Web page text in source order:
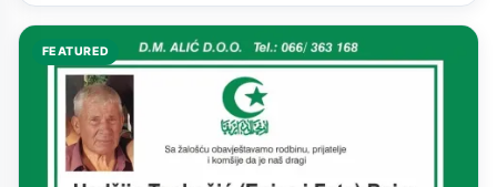
FEATURED